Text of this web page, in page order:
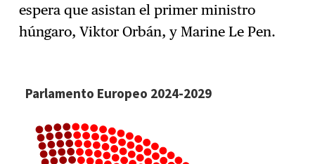
espera que asistan el primer ministro
húngaro, Viktor Orbán, y Marine Le Pen.